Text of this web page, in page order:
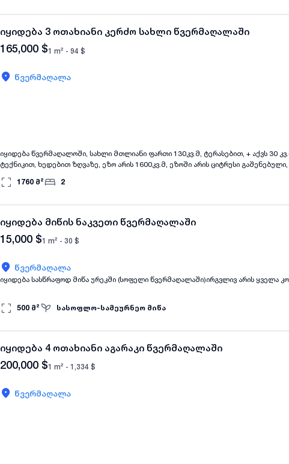
იყიდება 3 ოთახიანი კერძო სახლი წვერმაღალაში
165,000 $1 m² - 94 $
წვერმაღალა
იყიდება წვერმაღალოში, სახლი მთლიანი ფართი 130კვ.მ, ტერასებით, + აქვს 30 კვ.მ, სარდაფი გარემონტებული ავეჯით
ტექნიკით, ხედებით ზღვაზე, ეზო არის 1600კვ.მ, ეზოში არის ციტრუსი გაშენებული, წვერმაღალოს პარკიდან მანძილი
1760 მ² 2
იყიდება მიწის ნაკვეთი წვერმაღალაში
15,000 $1 m² - 30 $
წვერმაღალა
იყიდება სასწრაფოდ მიწა ურეკში (სოფელი წვერმაღალაში)ირგვლივ არის ყველა
500 მ² სასოფლო-სამეურნეო მიწა
იყიდება 4 ოთახიანი აგარაკი წვერმაღალაში
200,000 $1 m² - 1,334 $
წვერმაღალა